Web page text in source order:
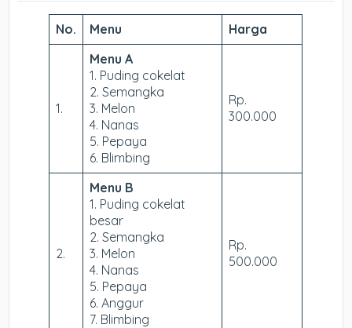
No. Menu Harga
1.
Menu A
1. Puding cokelat
2. Semangka
3. Melon
4. Nanas
5. Pepaya
6. Blimbing
Rp.
300.000
2.
Menu B
1. Puding cokelat
besar
2. Semangka
3. Melon
4. Nanas
5. Pepaya
6. Anggur
7. Blimbing
Rp.
500.000